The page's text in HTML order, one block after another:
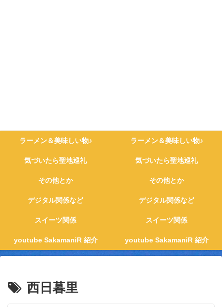
ラーメン＆美味しい物♪ ラーメン＆美味しい物♪
気づいたら聖地巡礼 気づいたら聖地巡礼
その他とか その他とか
デジタル関係など デジタル関係など
スイーツ関係 スイーツ関係
youtube SakamaniR 紹介 youtube SakamaniR 紹介
西日暮里